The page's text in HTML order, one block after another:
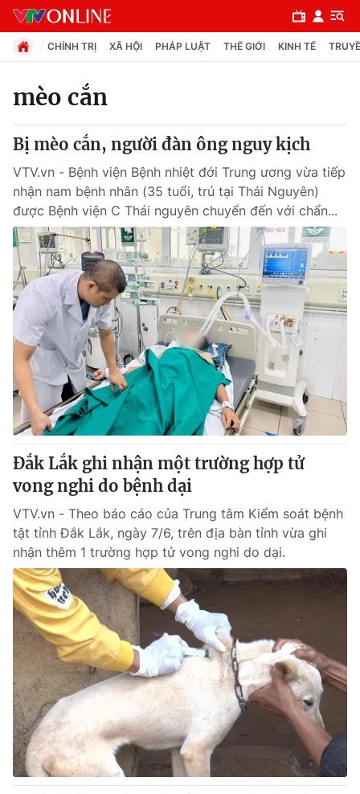
Chuyên mục
Xã hội
Pháp luật
Y tế
Thế giới
Tin tức
Thế giới đó đây
Câu chuyện quốc tế
Kinh tế
Tài chính
Thị trường
Góc doanh nghiệp
Dữ liệu và đời sống
Truyền hình
Phim VTV
Hậu trường
Nhân vật
Khán giả
Giải sao mai
Giải trí
Điện ảnh
Âm nhạc
Sao
Đời sống
Du lịch
Làm đẹp
Chất lượng cuộc sống
Giáo dục
Tuyển sinh
Học trực tuyến
Công nghệ
Hitech Công nghệ tương lai
Sản phẩm
Thị trường
Giao lưu trực tuyến
Lịch phát sóng
CHÍNH TRỊ XÃ HỘI PHÁP LUẬT THẾ GIỚI KINH TẾ
mèo cắn
Bị mèo cắn, người đàn ông nguy kịch
VTV.vn - Bệnh viện Bệnh nhiệt đới Trung ương vừa tiếp
nhận nam bệnh nhân (35 tuổi, trú tại Thái Nguyên)
được Bệnh viện C Thái nguyên chuyển đến với chẩn...
Đắk Lắk ghi nhận một trường hợp tử
vong nghi do bệnh dại
VTV.vn - Theo báo cáo của Trung tâm Kiểm soát bệnh
tật tỉnh Đắk Lắk, ngày 7/6, trên địa bàn tỉnh vừa ghi
nhận thêm 1 trường hợp tử vong nghi do dại.